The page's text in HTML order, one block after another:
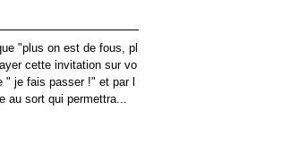
"plus on est de fous, pl
cette invitation sur vo
" je fais passer !" et par l
au sort qui permettra...